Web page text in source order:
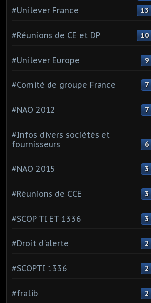
#Unilever France 13
#Réunions de CE et DP 10
#Unilever Europe 9
#Comité de groupe France 7
#NAO 2012 7
#Infos divers sociétés et
fournisseurs
6
#NAO 2015 3
#Réunions de CCE 3
#SCOP TI ET 1336 3
#Droit d'alerte 2
#SCOPTI 1336 2
#fralib 2